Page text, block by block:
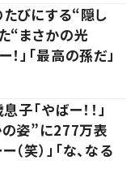
びにする“隠し
“まさかの光
」「最高の孫だ」
子「やばー！！」
姿”に277万表
笑）」「な、なる